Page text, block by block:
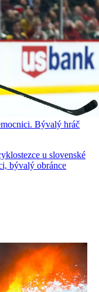
Bývalý hráč
u slovenské
bývalý obránce